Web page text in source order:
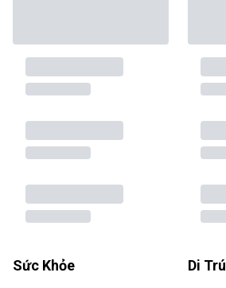
Sức Khỏe Di Trú